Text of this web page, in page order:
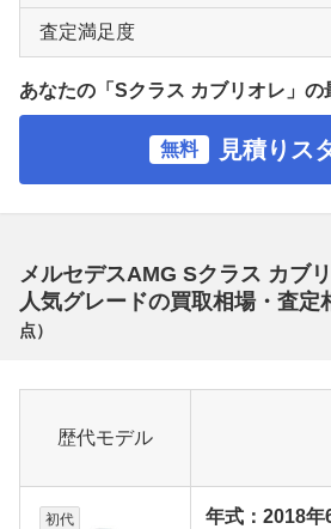
査定満足度
あなたの「Sクラス カブリオレ」の
無料 見積りス
メルセデスAMG Sクラス カブ
人気グレードの買取相場・査定
点）
歴代モデル
初代
年式：2018年